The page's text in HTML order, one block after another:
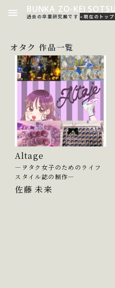
BUNKA ZO-KEI
過去の卒業研究展です »現在のトップ
オタク 作品一覧
Altage
―ヲタク女子のためのライフ
スタイル誌の制作―
佐藤 未来